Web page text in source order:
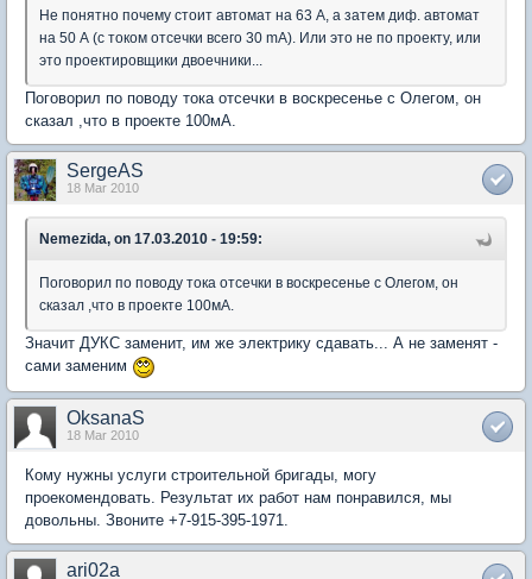
Не понятно почему стоит автомат на 63 А, а затем диф. автомат
на 50 А (с током отсечки всего 30 mA). Или это не по проекту, или
это проектировщики двоечники...
Поговорил по поводу тока отсечки в воскресенье с Олегом, он
сказал ,что в проекте 100мА.
SergeAS
18 Mar 2010
Nemezida, on 17.03.2010 - 19:59:
Поговорил по поводу тока отсечки в воскресенье с Олегом, он
сказал ,что в проекте 100мА.
Значит ДУКС заменит, им же электрику сдавать... А не заменят -
сами заменим
OksanaS
18 Mar 2010
Кому нужны услуги строительной бригады, могу
проекомендовать. Результат их работ нам понравился, мы
довольны. Звоните +7-915-395-1971.
ari02a